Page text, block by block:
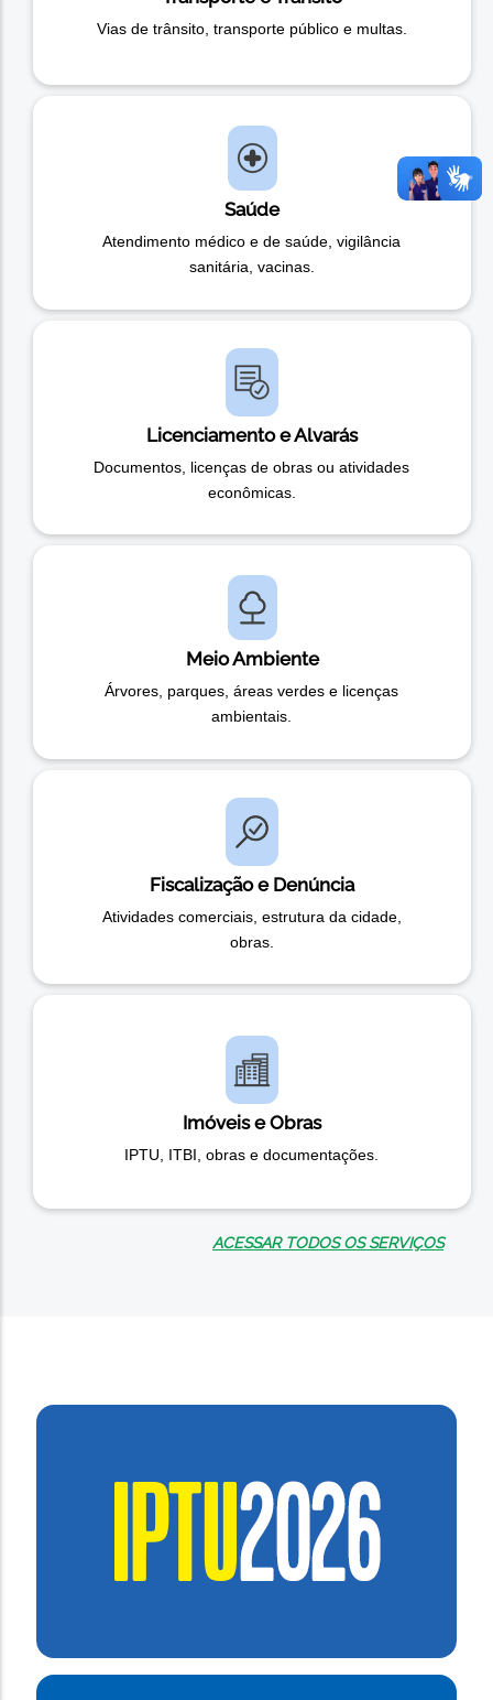
Vias de trânsito, transporte público e multas.
Saúde
Atendimento médico e de saúde, vigilância
sanitária, vacinas.
Licenciamento e Alvarás
Documentos, licenças de obras ou atividades
econômicas.
Meio Ambiente
Árvores, parques, áreas verdes e licenças
ambientais.
Fiscalização e Denúncia
Atividades comerciais, estrutura da cidade,
obras.
Imóveis e Obras
IPTU, ITBI, obras e documentações.
ACESSAR TODOS OS SERVIÇOS